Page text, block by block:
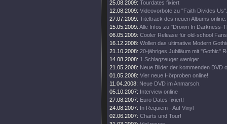
25.08.2009: Tourdates fixiert
12.08.2009: Videovorbote zu "Faith Divides Us".
27.07.2009: Titeltrack des neuen Albums online.
15.05.2009: Alle Infos zu "Drown In Darkness-
06.05.2009: Cooler Release für old-school
16.12.2008: Wollen das ultimative Modern
21.10.2008: 20-jähriges Jubiläum mit "Gothic"
14.08.2008: 1 Schlagzeuger weniger...
21.05.2008: Neue Bilder der kommenden DVD
01.05.2008: Vier neue Hörproben online!
11.04.2008: Neue DVD im Anmarsch.
05.10.2007: Interview online
27.08.2007: Euro Dates fixiert!
24.08.2007: In Requiem - Auf Vinyl
02.06.2007: Charts und Tour!